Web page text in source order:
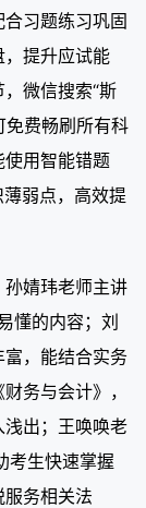
习题练习巩固
提升应试能
微信搜索“斯
免费畅刷所有科
使用智能错题
弱点，高效提
婧玮老师主讲
懂的内容；刘
，能结合实务
务与会计》，
出；王唤唤老
考生快速掌握
务相关法